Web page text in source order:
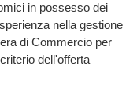
in possesso dei
nella gestione
di Commercio per
dell'offerta